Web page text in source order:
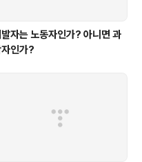
자는 노동자인가? 아니면 과
인가?